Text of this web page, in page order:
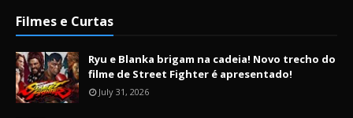
Filmes e Curtas
Ryu e Blanka brigam na cadeia! Novo trecho do
filme de Street Fighter é apresentado!
July 31, 2026